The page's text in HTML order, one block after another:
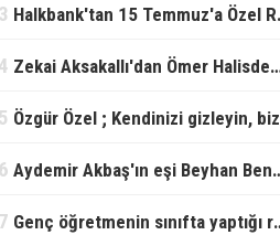
başlattıklarını belirten Sultanbeyli
ücretsiz hizmet vermenin
Halkbank'tan 15 Temmuz'a Özel Reklam Filmi: "İrade Bizim, Zafer Bizim"
Zekai Aksakallı'dan Ömer Halisdemir'e 'vefa' ziyareti!
Özgür Özel ; Kendinizi gizleyin, bizden işaret bekleyin
Aydemir Akbaş'ın eşi Beyhan Benek Akbaş hayatını kaybetti
Genç öğretmenin sınıfta yaptığı rezil paylaşım